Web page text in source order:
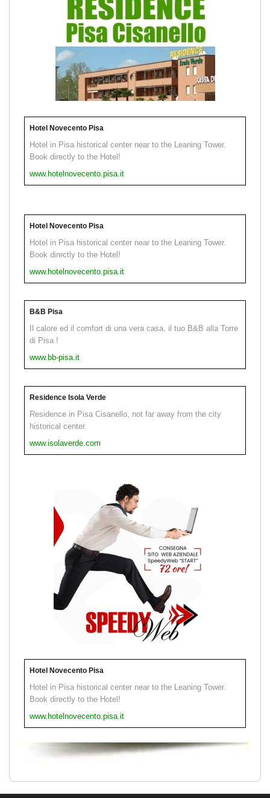
Hotel Novecento Pisa
Hotel in Pisa historical center near to the Leaning Tower.
Book directly to the Hotel!
www.hotelnovecento.pisa.it
Hotel Novecento Pisa
Hotel in Pisa historical center near to the Leaning Tower.
Book directly to the Hotel!
www.hotelnovecento.pisa.it
B&B Pisa
Il calore ed il comfort di una vera casa, il tuo B&B alla Torre
di Pisa !
www.bb-pisa.it
Residence Isola Verde
Residence in Pisa Cisanello, not far away from the city
historical center.
www.isolaverde.com
Hotel Novecento Pisa
Hotel in Pisa historical center near to the Leaning Tower.
Book directly to the Hotel!
www.hotelnovecento.pisa.it